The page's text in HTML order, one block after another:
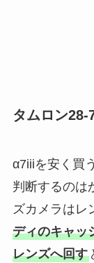
タムロン28-
α7iiiを安く買
判断するのは
ズカメラはレ
ディのキャッ
レンズへ回す